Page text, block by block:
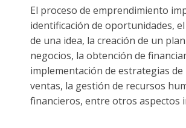
El proceso de emprendimiento
identificación de oportunidades,
de una idea, la creación de un
negocios, la obtención de
implementación de estrategias
ventas, la gestión de recursos
financieros, entre otros aspectos